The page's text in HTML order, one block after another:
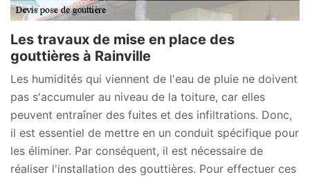
Les travaux de mise en place des
gouttières à Rainville
Les humidités qui viennent de l'eau de pluie ne doivent
pas s'accumuler au niveau de la toiture, car elles
peuvent entraîner des fuites et des infiltrations. Donc,
il est essentiel de mettre en un conduit spécifique pour
les éliminer. Par conséquent, il est nécessaire de
réaliser l'installation des gouttières. Pour effectuer ces